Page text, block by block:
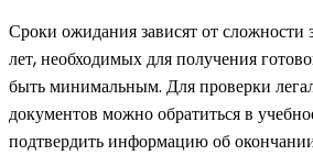
Сроки ожидания зависят от сложности
лет, необходимых для получения
быть минимальным. Для проверки
документов можно обратиться в
подтвердить информацию об